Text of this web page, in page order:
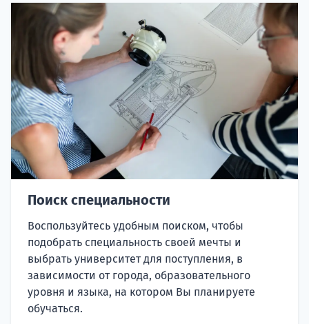
Поиск специальности
Воспользуйтесь удобным поиском, чтобы
подобрать специальность своей мечты и
выбрать университет для поступления, в
зависимости от города, образовательного
уровня и языка, на котором Вы планируете
обучаться.